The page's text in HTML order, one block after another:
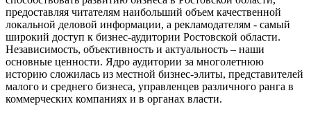
предоставляя читателям наибольший объем качественной
локальной деловой информации, а рекламодателям - самый
широкий доступ к бизнес-аудитории Ростовской области.
Независимость, объективность и актуальность – наши
основные ценности. Ядро аудитории за многолетнюю
историю сложилась из местной бизнес-элиты, представителей
малого и среднего бизнеса, управленцев различного ранга в
коммерческих компаниях и в органах власти.